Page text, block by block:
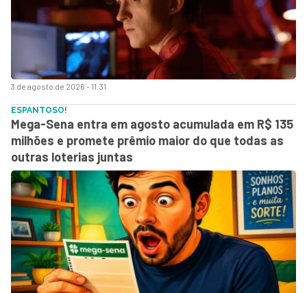
3 de agosto de 2026 - 11:31
ESPANTOSO!
Mega-Sena entra em agosto acumulada em R$ 135
milhões e promete prêmio maior do que todas as
outras loterias juntas